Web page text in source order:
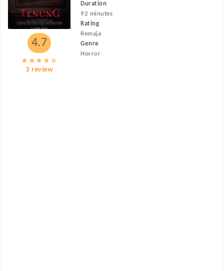
4.7
3 review
Duration
92 minutes
Rating
Remaja
Genre
Horror